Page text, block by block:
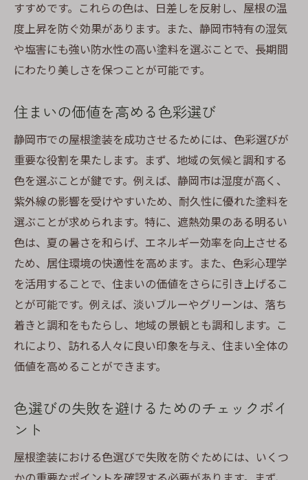
自然素材を活かした色の選び方
景観条例を考慮した色選びのヒント
周囲の環境と調和するカラーコーディネー
自然との共生を意識した色彩計画
屋根塗装で省エネを実現色選びが鍵になる理由
省エネ効果を高める塗装色の選定
エネルギー効率を最大化する色の選び方
静岡市での省エネライフの実現方法
色が持つエネルギー効率への影響
持続可能な住まいを目指す色選び
塗装色で実現する環境負荷軽減策
静岡市の屋根塗装で長持ちする美しさを保つ秘
訣
長期間美しさを維持する塗料の選び方
劣化を防ぐための塗装メンテナンス
長持ちする塗装色の選定基準
すすめです。これらの色は、日差しを反射し、屋根の温
度上昇を防ぐ効果があります。また、静岡市特有の湿気
や塩害にも強い防水性の高い塗料を選ぶことで、長期間
にわたり美しさを保つことが可能です。
住まいの価値を高める色彩選び
静岡市での屋根塗装を成功させるためには、色彩選びが
重要な役割を果たします。まず、地域の気候と調和する
色を選ぶことが鍵です。例えば、静岡市は湿度が高く、
紫外線の影響を受けやすいため、耐久性に優れた塗料を
選ぶことが求められます。特に、遮熱効果のある明るい
色は、夏の暑さを和らげ、エネルギー効率を向上させる
ため、居住環境の快適性を高めます。また、色彩心理学
を活用することで、住まいの価値をさらに引き上げるこ
とが可能です。例えば、淡いブルーやグリーンは、落ち
着きと調和をもたらし、地域の景観とも調和します。こ
れにより、訪れる人々に良い印象を与え、住まい全体の
価値を高めることができます。
色選びの失敗を避けるためのチェックポイ
ント
屋根塗装における色選びで失敗を防ぐためには、いくつ